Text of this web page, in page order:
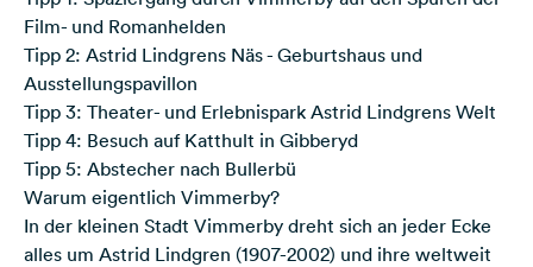
Film- und Romanhelden
Tipp 2: Astrid Lindgrens Näs - Geburtshaus und
Ausstellungspavillon
Tipp 3: Theater- und Erlebnispark Astrid Lindgrens Welt
Tipp 4: Besuch auf Katthult in Gibberyd
Tipp 5: Abstecher nach Bullerbü
Warum eigentlich Vimmerby?
In der kleinen Stadt Vimmerby dreht sich an jeder Ecke
alles um Astrid Lindgren (1907-2002) und ihre weltweit